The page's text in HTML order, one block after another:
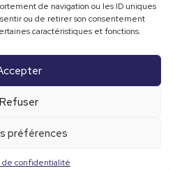
de navigation ou les ID uniques
ou de retirer son consentement
caractéristiques et fonctions.
Refuser
préférences
de confidentialité
réalisé parL'agence Farman
de cookies (UE)